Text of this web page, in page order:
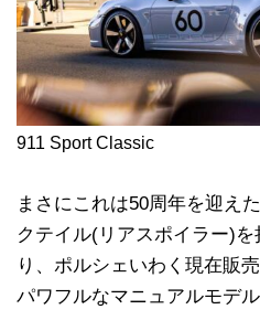
911 Sport Classic
まさにこれは50周年を迎え
クテイル(リアスポイラー)
り、ポルシェいわく現在販
パワフルなマニュアルモデル